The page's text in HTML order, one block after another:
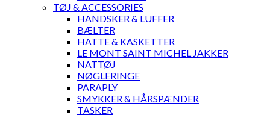
TØJ & ACCESSORIES
HANDSKER & LUFFER
BÆLTER
HATTE & KASKETTER
LE MONT SAINT MICHEL JAKKER
NATTØJ
NØGLERINGE
PARAPLY
SMYKKER & HÅRSPÆNDER
TASKER